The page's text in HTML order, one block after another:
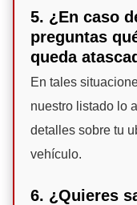
5. ¿En caso
preguntas
queda
En tales
nuestro listado lo
detalles sobre tu
vehículo.
6. ¿Quieres